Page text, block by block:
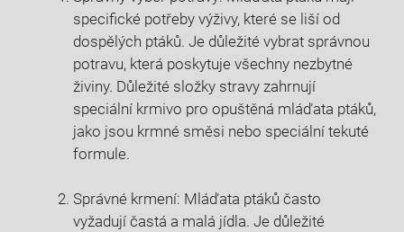
specifické potřeby výživy, které se liší od
dospělých ptáků. Je důležité vybrat správnou
potravu, která poskytuje všechny nezbytné
živiny. Důležité složky stravy zahrnují
speciální krmivo pro opuštěná mláďata ptáků,
jako jsou krmné směsi nebo speciální tekuté
formule.
Správné krmení: Mláďata ptáků často
vyžadují častá a malá jídla. Je důležité